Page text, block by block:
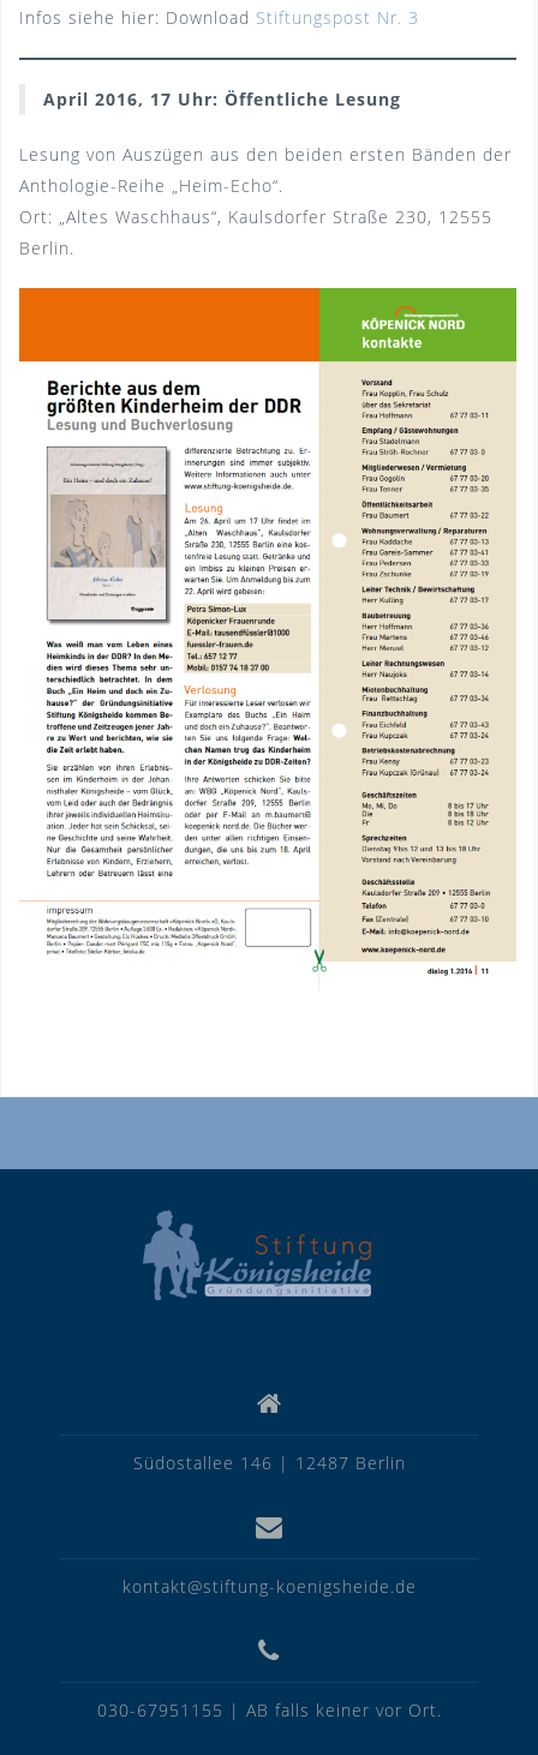
Infos siehe hier: Download Stiftungspost Nr. 3
April 2016, 17 Uhr: Öffentliche Lesung
Lesung von Auszügen aus den beiden ersten Bänden der
Anthologie-Reihe „Heim-Echo“.
Ort: „Altes Waschhaus“, Kaulsdorfer Straße 230, 12555
Berlin.
Südostallee 146 | 12487 Berlin
kontakt@stiftung-koenigsheide.de
030-67951155 | AB falls keiner vor Ort.